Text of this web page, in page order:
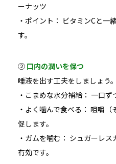
ーナッツ
・ポイント： ビタミンCと一
す。
② 口内の潤いを保つ
唾液を出す工夫をしましょう。
・こまめな水分補給： 一口ず
・よく噛んで食べる： 咀嚼
促します。
・ガムを噛む： シュガーレ
有効です。